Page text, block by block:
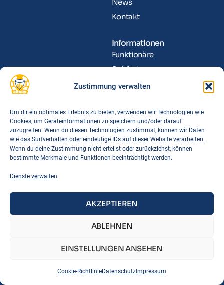
Zustimmung verwalten
Um dir ein optimales Erlebnis zu bieten, verwenden wir Technologien wie
Cookies, um Geräteinformationen zu speichern und/oder darauf
zuzugreifen. Wenn du diesen Technologien zustimmst, können wir Daten
wie das Surfverhalten oder eindeutige IDs auf dieser Website verarbeiten.
Wenn du deine Zustimmung nicht erteilst oder zurückziehst, können
bestimmte Merkmale und Funktionen beeinträchtigt werden.
Dienste verwalten
AKZEPTIEREN
ABLEHNEN
EINSTELLUNGEN ANSEHEN
Cookie-RichtlinieDatenschutz Impressum
Kontakt
Informationen
Funktionäre
Spielorte
Downloads
Links
BTSV
BLSV
Korbball Regeln